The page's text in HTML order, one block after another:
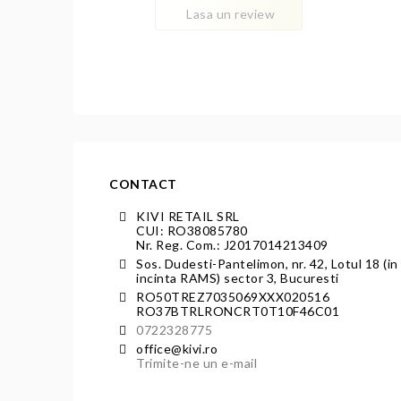
Lasa un review
CONTACT
KIVI RETAIL SRL
CUI: RO38085780
Nr. Reg. Com.: J2017014213409
Sos. Dudesti-Pantelimon, nr. 42, Lotul 18 (in
incinta RAMS) sector 3, Bucuresti
RO50TREZ7035069XXX020516
RO37BTRLRONCRT0T10F46C01
0722328775
office@kivi.ro
Trimite-ne un e-mail